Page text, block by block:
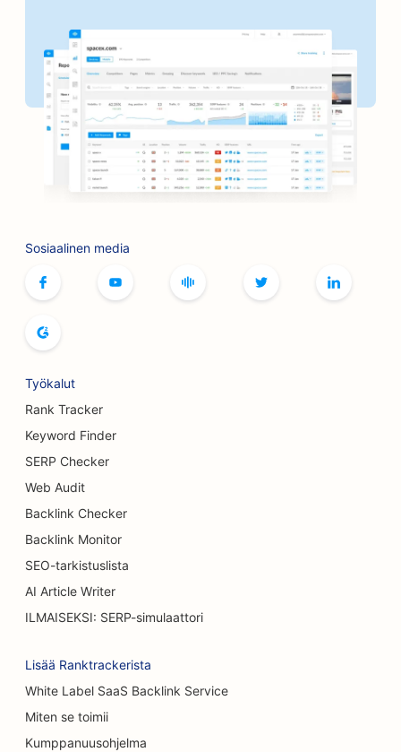
SEO parturi-kampaamoille
SEO pankeille
SEO kirjakaupoille
SEO for BBQ Joints
SEO lautapelikahviloille
SEO panimoille
SEO rintojen suurennuspalveluille
SEO hampurilaisautoille
SEO Kakkukaupoille
SEO autokauppiaille
SEO palovammakirurgeille
SEO kahviloille
SEO matto &amp; lattia myymälöissä
SEO satunnaisille ravintoloille
Sosiaalinen media
Työkalut
Rank Tracker
Keyword Finder
SERP Checker
Web Audit
Backlink Checker
Backlink Monitor
SEO-tarkistuslista
AI Article Writer
ILMAISEKSI: SERP-simulaattori
Lisää Ranktrackerista
White Label SaaS Backlink Service
Miten se toimii
Kumppanuusohjelma